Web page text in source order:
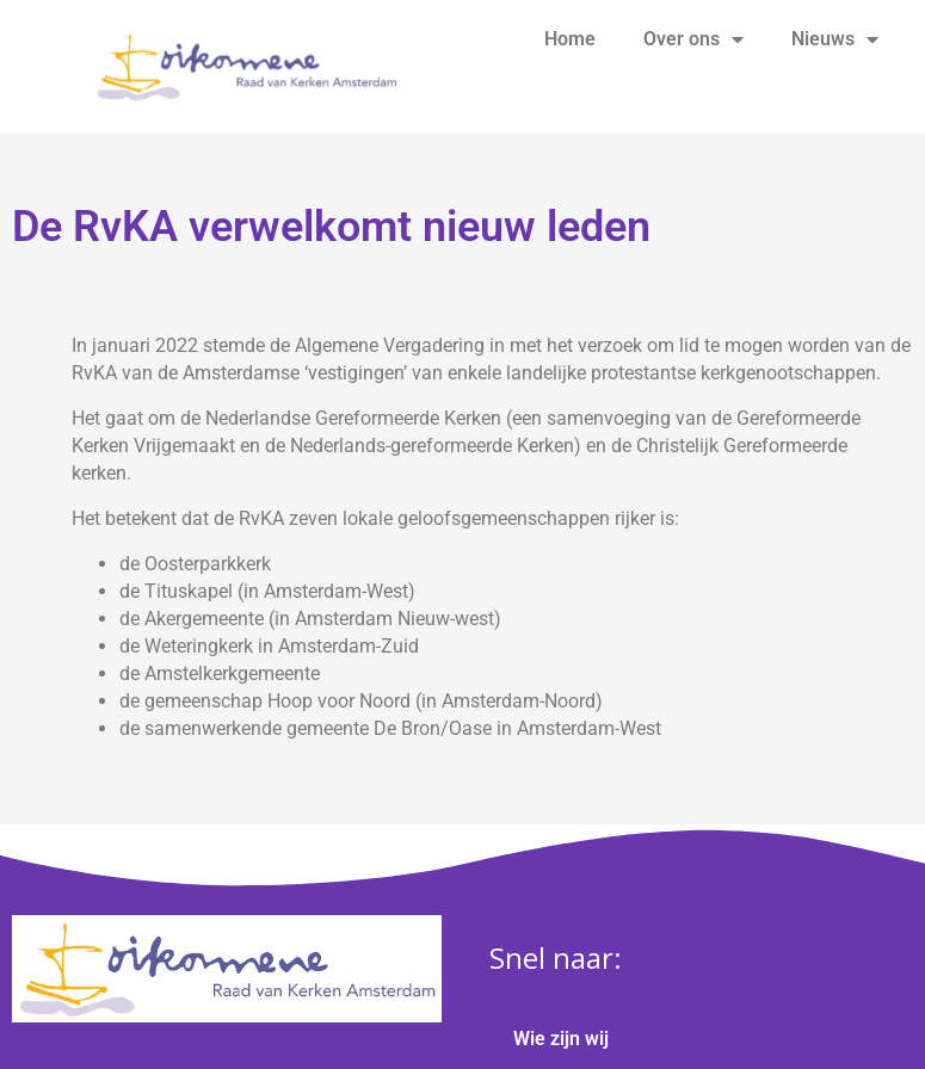
Home Over ons Nieuws
De RvKA verwelkomt nieuw leden
In januari 2022 stemde de Algemene Vergadering in met het verzoek om lid te mogen worden van de
RvKA van de Amsterdamse ‘vestigingen’ van enkele landelijke protestantse kerkgenootschappen.
Het gaat om de Nederlandse Gereformeerde Kerken (een samenvoeging van de Gereformeerde
Kerken Vrijgemaakt en de Nederlands-gereformeerde Kerken) en de Christelijk Gereformeerde
kerken.
Het betekent dat de RvKA zeven lokale geloofsgemeenschappen rijker is:
de Oosterparkkerk
de Tituskapel (in Amsterdam-West)
de Akergemeente (in Amsterdam Nieuw-west)
de Weteringkerk in Amsterdam-Zuid
de Amstelkerkgemeente
de gemeenschap Hoop voor Noord (in Amsterdam-Noord)
de samenwerkende gemeente De Bron/Oase in Amsterdam-West
Snel naar:
Wie zijn wij